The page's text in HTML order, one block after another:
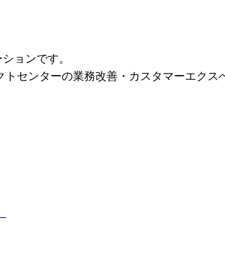
ョンです。
センターの業務改善・カスタマーエクス